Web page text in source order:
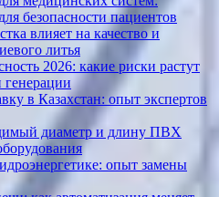
безопасности пациентов
влияет на качество и
литья
2026: какие риски растут
в Казахстан: опыт экспертов
диаметр и длину ПВХ
опыт замены